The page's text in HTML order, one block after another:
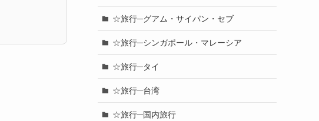
☆旅行─グアム・サイパン・セブ
☆旅行─シンガポール・マレーシア
☆旅行─タイ
☆旅行─台湾
☆旅行─国内旅行